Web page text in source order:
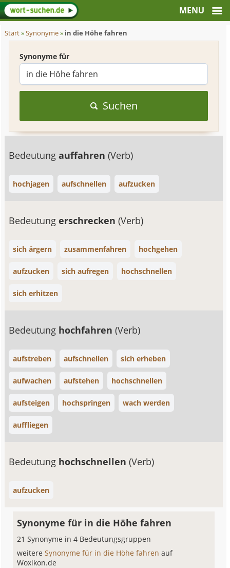
Start»Synonyme» in die Höhe fahren
Synonyme für
Suchen
Bedeutungauffahren(Verb)
hochjagen aufschnellen aufzucken
Bedeutungerschrecken(Verb)
sich ärgern zusammenfahren hochgehen
aufzucken sich aufregen hochschnellen
sich erhitzen
Bedeutung hochfahren(Verb)
aufstreben aufschnellen sich erheben
aufwachen aufstehen hochschnellen
aufsteigen hochspringen wach werden
auffliegen
Bedeutung hochschnellen(Verb)
aufzucken
Synonyme für in die Höhe fahren
21 Synonyme in 4 Bedeutungsgruppen
weitereSynonyme für in die Höhe fahrenauf
Woxikon.de